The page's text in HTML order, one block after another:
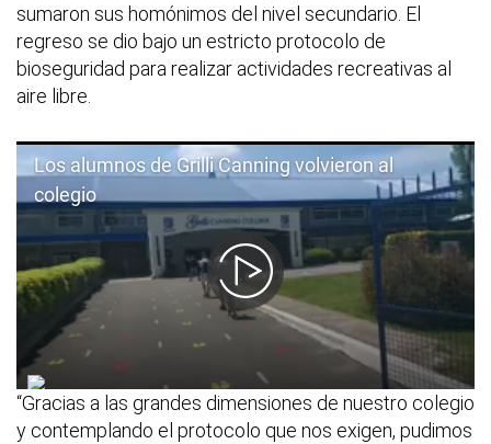
sumaron sus homónimos del nivel secundario. El
regreso se dio bajo un estricto protocolo de
bioseguridad para realizar actividades recreativas al
aire libre.
“Gracias a las grandes dimensiones de nuestro colegio
y contemplando el protocolo que nos exigen, pudimos